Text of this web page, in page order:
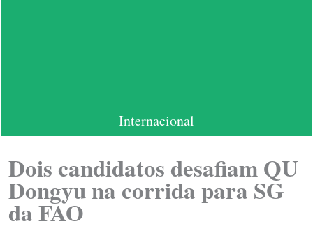
Internacional
Dois candidatos desafiam QU
Dongyu na corrida para SG
da FAO